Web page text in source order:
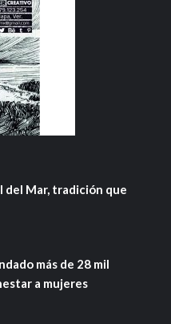
del Mar, tradición que
más de 28 mil
a mujeres